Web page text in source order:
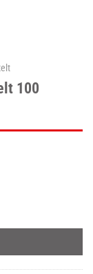
100
mm mennyiség